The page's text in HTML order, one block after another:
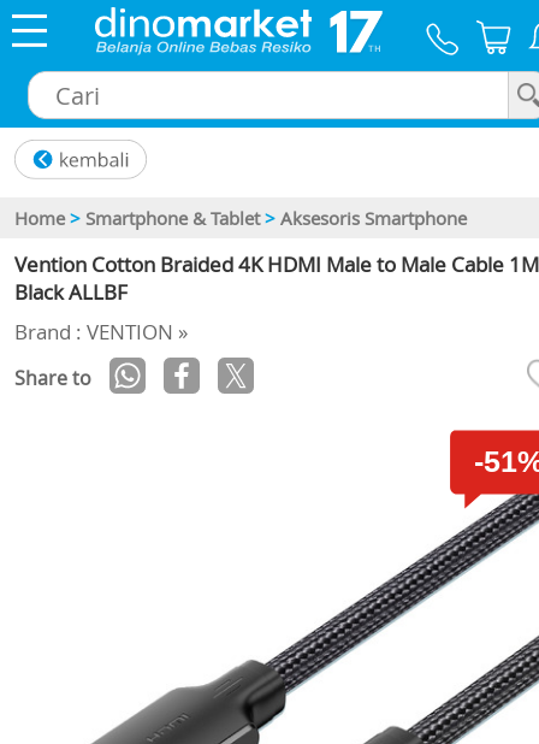
Home > Smartphone & Tablet > Aksesoris Smartphone
Vention Cotton Braided 4K HDMI Male to Male Cable
Black ALLBF
Brand : VENTION »
Share to
-